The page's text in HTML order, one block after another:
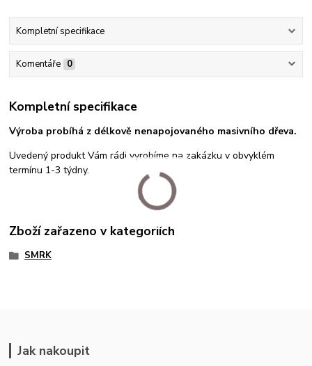
Kompletní specifikace
Komentáře 0
Kompletní specifikace
Výroba probíhá z délkově nenapojovaného masivního dřeva.
Uvedený produkt Vám rádi vyrobíme na zakázku v obvyklém
termínu 1-3 týdny.
Zboží zařazeno v kategoriích
SMRK
Jak nakoupit